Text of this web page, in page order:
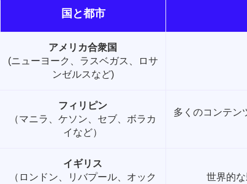
国と都市
アメリカ合衆国
(ニューヨーク、ラスベガス、ロサ
ンゼルスなど)
フィリピン
（マニラ、ケソン、セブ、ボラカ
イなど）
多くのコンテン
イギリス
（ロンドン、リバプール、オック
世界的